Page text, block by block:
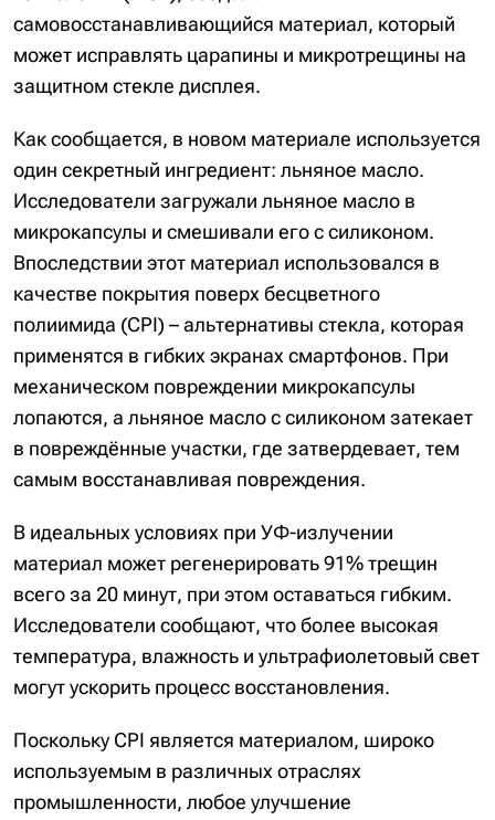
самовосстанавливающийся материал, который
может исправлять царапины и микротрещины на
защитном стекле дисплея.
Как сообщается, в новом материале используется
один секретный ингредиент: льняное масло.
Исследователи загружали льняное масло в
микрокапсулы и смешивали его с силиконом.
Впоследствии этот материал использовался в
качестве покрытия поверх бесцветного
полиимида (CPI) – альтернативы стекла, которая
применятся в гибких экранах смартфонов. При
механическом повреждении микрокапсулы
лопаются, а льняное масло с силиконом затекает
в повреждённые участки, где затвердевает, тем
самым восстанавливая повреждения.
В идеальных условиях при УФ-излучении
материал может регенерировать 91% трещин
всего за 20 минут, при этом оставаться гибким.
Исследователи сообщают, что более высокая
температура, влажность и ультрафиолетовый свет
могут ускорить процесс восстановления.
Поскольку CPI является материалом, широко
используемым в различных отраслях
промышленности, любое улучшение